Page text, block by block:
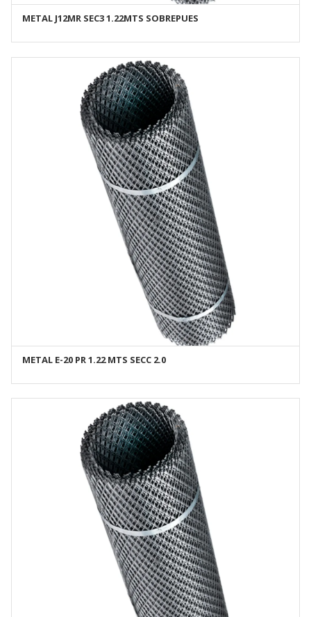
AÑADIR AL CARRITO
METAL J12MR SEC3 1.22MTS SOBREPUES
AÑADIR AL CARRITO
METAL E-20 PR 1.22 MTS SECC 2.0